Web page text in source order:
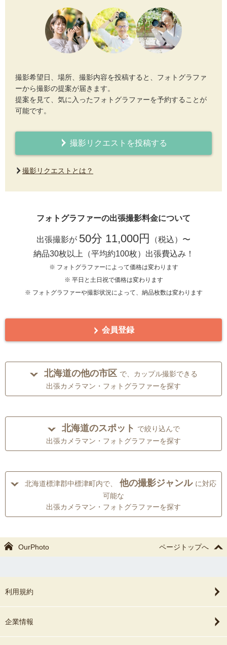
撮影希望日、場所、撮影内容を投稿すると、フォトグラファ
ーから撮影の提案が届きます。
提案を見て、気に入ったフォトグラファーを予約することが
可能です。
撮影リクエストを投稿する
撮影リクエストとは？
フォトグラファーの出張撮影料金について
出張撮影が 50分 11,000円
（税込）〜
納品30枚以上（平均約100枚）出張費込み！
※ フォトグラファーによって価格は変わります
※ 平日と土日祝で価格は変わります
※ フォトグラファーや撮影状況によって、納品枚数は変わります
会員登録
北海道の他の市区 で、カップル撮影できる
出張カメラマン・フォトグラファーを探す
北海道のスポット で絞り込んで
出張カメラマン・フォトグラファーを探す
北海道標津郡中標津町内で、 他の撮影ジャンル に対応
可能な
出張カメラマン・フォトグラファーを探す
OurPhoto ページトップへ
利用規約
企業情報